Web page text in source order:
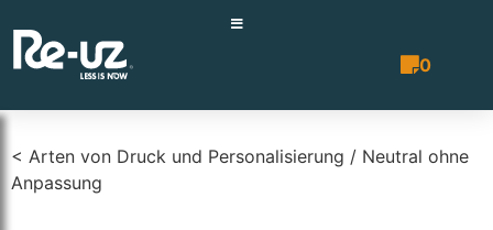
0
< Arten von Druck und Personalisierung / Neutral ohne
Anpassung